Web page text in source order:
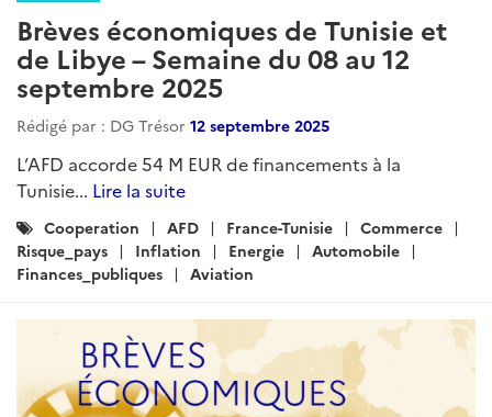
Brèves économiques de Tunisie et
de Libye – Semaine du 08 au 12
septembre 2025
Rédigé par : DG Trésor 12 septembre 2025
L’AFD accorde 54 M EUR de financements à la
Tunisie... Lire la suite
Catégories
:
Cooperation AFD France-Tunisie
Commerce
Risque_pays
Inflation Energie
Automobile
Finances_publiques
Aviation